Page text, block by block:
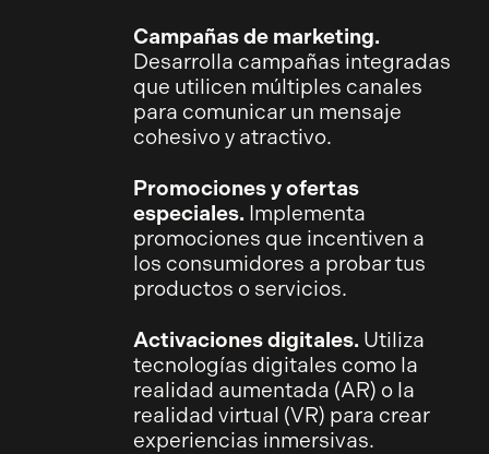
Campañas de marketing.
Desarrolla campañas integradas
que utilicen múltiples canales
para comunicar un mensaje
cohesivo y atractivo.
Promociones y ofertas
especiales. Implementa
promociones que incentiven a
los consumidores a probar tus
productos o servicios.
Activaciones digitales. Utiliza
tecnologías digitales como la
realidad aumentada (AR) o la
realidad virtual (VR) para crear
experiencias inmersivas.